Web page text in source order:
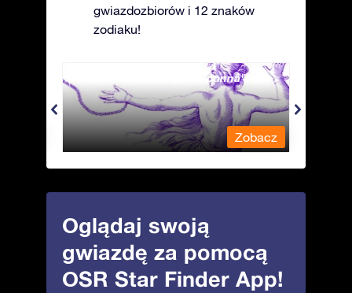
gwiazdozbiorów i 12 znaków
zodiaku!
Andromeda - Związana panna
Zobacz
Oglądaj swoją
gwiazdę za pomocą
OSR Star Finder App!